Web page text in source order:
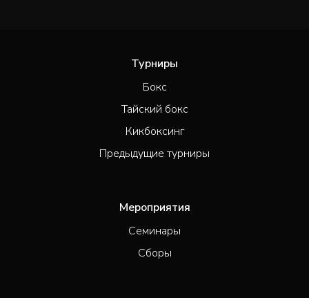
Турниры
Бокс
Тайский бокс
Кикбоксинг
Предыдущие турниры
Мероприятия
Семинары
Сборы